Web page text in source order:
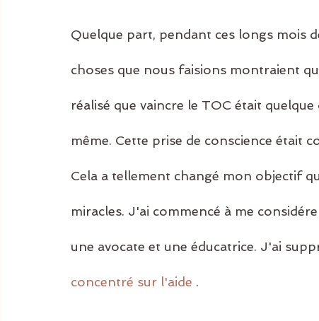
Quelque part, pendant ces longs mois
choses que nous faisions montraient
réalisé que vaincre le TOC était
même. Cette prise de conscience était
Cela a tellement changé mon objectif
miracles. J'ai commencé à me
une avocate et une éducatrice. J'ai
concentré sur l'aide .